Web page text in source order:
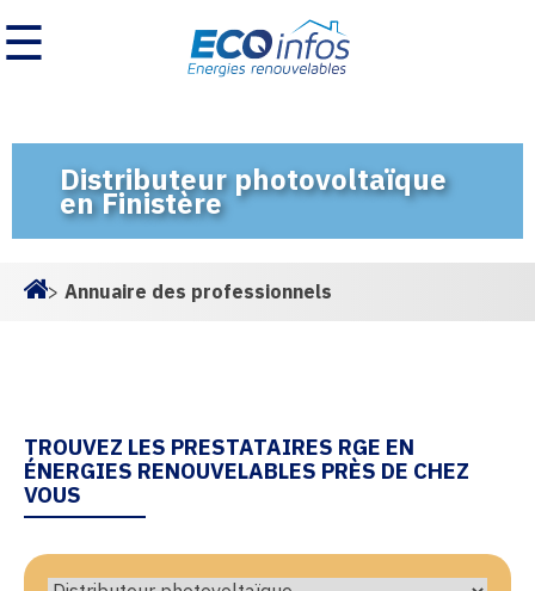
☰
Distributeur photovoltaïque
en Finistère
> Annuaire des professionnels
TROUVEZ LES PRESTATAIRES RGE EN
ÉNERGIES RENOUVELABLES PRÈS DE CHEZ
VOUS